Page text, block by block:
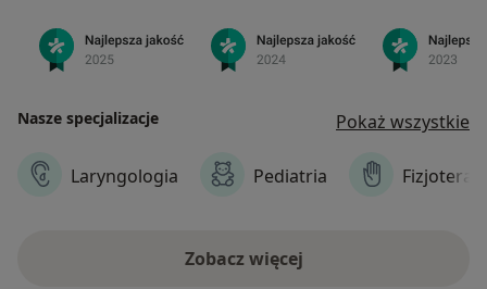
Nasze specjalizacje Pokaż wszystkie
Laryngologia Pediatria
Zobacz więcej